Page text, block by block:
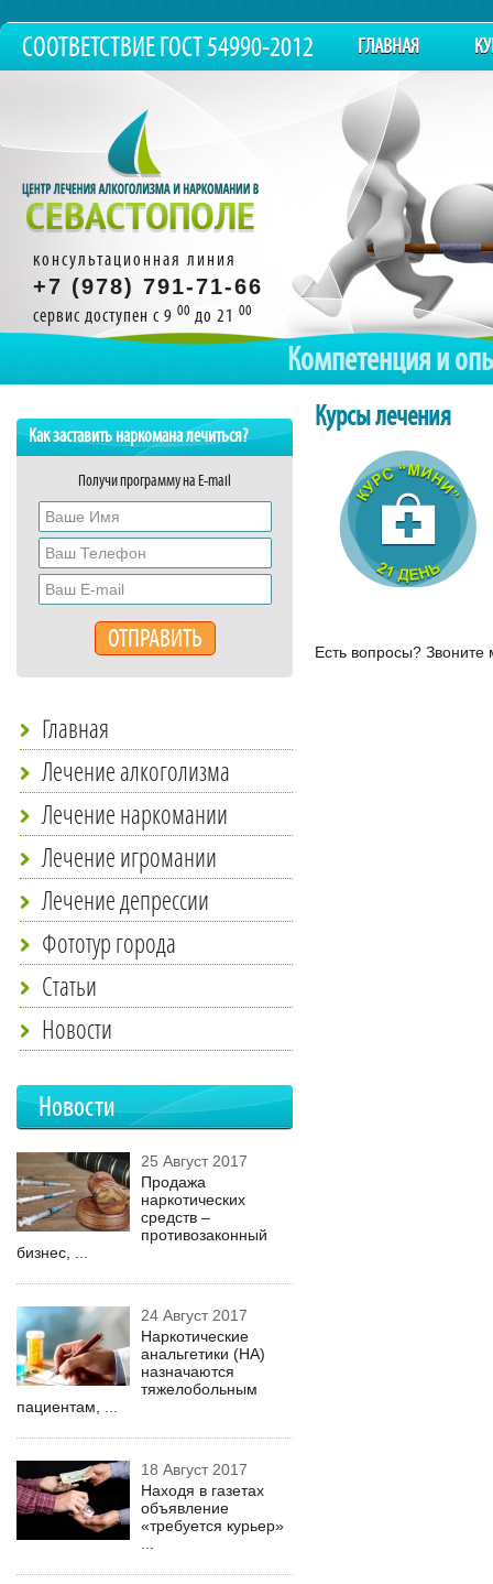
СООТВЕТСТВИЕ ГОСТ 54990-2012 ГЛАВНАЯ
Компетенция и
консультационная линия
+7 (978) 791-71-66
сервис доступен с 9 00 до 21 00
Как заставить наркомана лечиться?
Получи программу на E-mail
Главная
Лечение алкоголизма
Лечение наркомании
Лечение игромании
Лечение депрессии
Фототур города
Статьи
Новости
Новости
25 Август 2017
Продажа
наркотических
средств –
противозаконный
бизнес, ...
24 Август 2017
Наркотические
анальгетики (НА)
назначаются
тяжелобольным
пациентам, ...
18 Август 2017
Находя в газетах
объявление
«требуется курьер»
Курсы лечения
Есть вопросы?